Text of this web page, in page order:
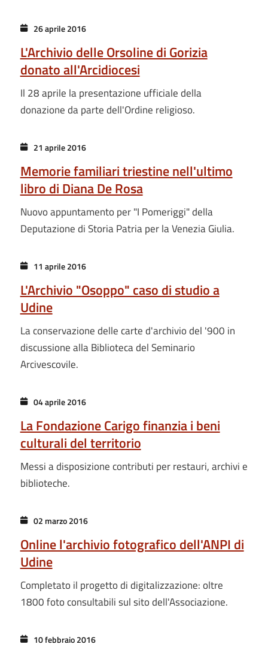
26 aprile 2016
L'Archivio delle Orsoline di Gorizia
donato all'Arcidiocesi
Il 28 aprile la presentazione ufficiale della
donazione da parte dell'Ordine religioso.
21 aprile 2016
Memorie familiari triestine nell'ultimo
libro di Diana De Rosa
Nuovo appuntamento per "I Pomeriggi" della
Deputazione di Storia Patria per la Venezia Giulia.
11 aprile 2016
L'Archivio "Osoppo" caso di studio a
Udine
La conservazione delle carte d'archivio del '900 in
discussione alla Biblioteca del Seminario
Arcivescovile.
04 aprile 2016
La Fondazione Carigo finanzia i beni
culturali del territorio
Messi a disposizione contributi per restauri, archivi e
biblioteche.
02 marzo 2016
Online l'archivio fotografico dell'ANPI di
Udine
Completato il progetto di digitalizzazione: oltre
1800 foto consultabili sul sito dell'Associazione.
10 febbraio 2016